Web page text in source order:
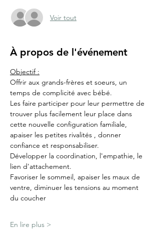
Voir tout
À propos de l'événement
Objectif :
Offrir aux grands-frères et soeurs, un
temps de complicité avec bébé.
Les faire participer pour leur permettre de
trouver plus facilement leur place dans
cette nouvelle configuration familiale,
apaiser les petites rivalités , donner
confiance et responsabiliser.
Développer la coordination, l'empathie, le
lien d'attachement.
Favoriser le sommeil, apaiser les maux de
ventre, diminuer les tensions au moment
du coucher
En lire plus >